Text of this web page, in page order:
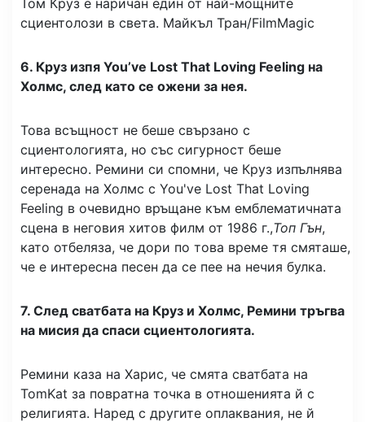
сциентолози в света. Майкъл Тран/FilmMagic
6. Круз изпя You’ve Lost That Loving Feeling на
Холмс, след като се ожени за нея.
Това всъщност не беше свързано с
сциентологията, но със сигурност беше
интересно. Ремини си спомни, че Круз изпълнява
серенада на Холмс с You've Lost That Loving
Feeling в очевидно връщане към емблематичната
сцена в неговия хитов филм от 1986 г.,Топ Гън,
като отбеляза, че дори по това време тя смяташе,
че е интересна песен да се пее на нечия булка.
7. След сватбата на Круз и Холмс, Ремини тръгва
на мисия да спаси сциентологията.
Ремини каза на Харис, че смята сватбата на
TomKat за повратна точка в отношенията й с
религията. Наред с другите оплаквания, не й